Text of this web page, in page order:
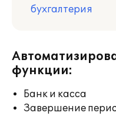
бухгалтерия
функции:
Банк и касса
Завершение